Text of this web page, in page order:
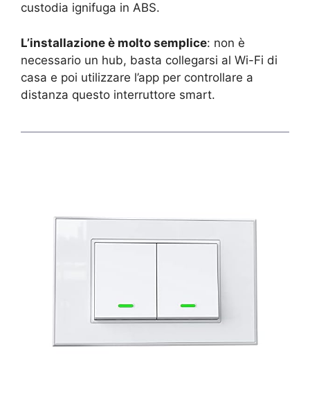
custodia ignifuga in ABS.
L’installazione è molto semplice: non è
necessario un hub, basta collegarsi al Wi-Fi di
casa e poi utilizzare l’app per controllare a
distanza questo interruttore smart.